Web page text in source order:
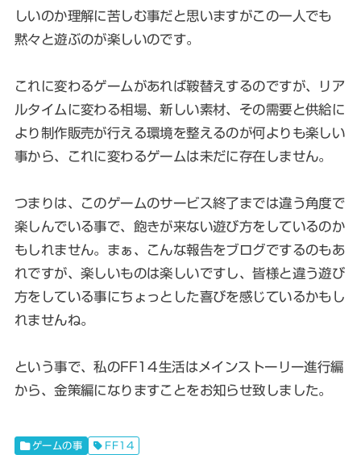
しいのか理解に苦しむ事だと思いますがこの一人でも
黙々と遊ぶのが楽しいのです。
これに変わるゲームがあれば鞍替えするのですが、リア
ルタイムに変わる相場、新しい素材、その需要と供給に
より制作販売が行える環境を整えるのが何よりも楽しい
事から、これに変わるゲームは未だに存在しません。
つまりは、このゲームのサービス終了までは違う角度で
楽しんでいる事で、飽きが来ない遊び方をしているのか
もしれません。まぁ、こんな報告をブログでするのもあ
れですが、楽しいものは楽しいですし、皆様と違う遊び
方をしている事にちょっとした喜びを感じているかもし
れませんね。
という事で、私のFF14生活はメインストーリー進行編
から、金策編になりますことをお知らせ致しました。
ゲームの事 FF14